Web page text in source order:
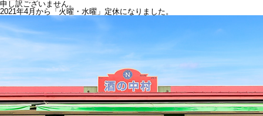
申し訳ございません。
2021年4月から「火曜・水曜」定休になりました。